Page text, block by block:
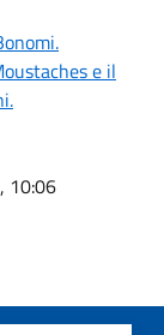
e il
10:06